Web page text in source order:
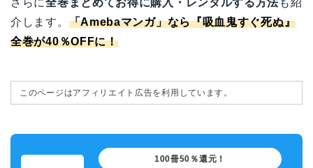
介します。 「Amebaマンガ」なら『吸血鬼すぐ死ぬ』
全巻が40％OFFに！
このページはアフィリエイト広告を利用しています。
100冊50％還元！